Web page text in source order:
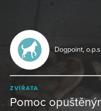
Dogpoint,
ZVÍŘATA
Pomoc